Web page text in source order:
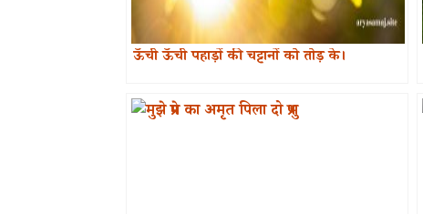
ऊँची ऊँची पहाड़ों की चट्टानों को तोड़ के।